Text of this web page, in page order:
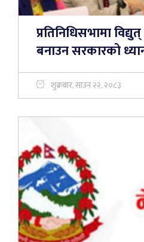
प्रतिनिधिसभामा
बनाउन सरकारको
शुक्रबार, साउन २२, २०८३